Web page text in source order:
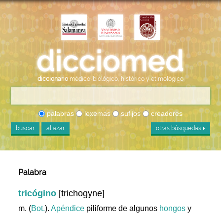
diccionario médico-biológico, histórico y etimológico
palabras lexemas sufijos creadores
buscar al azar otras búsquedas
Palabra
tricógino [trichogyne]
m. (Bot.).Apéndice piliforme de algunos hongos y